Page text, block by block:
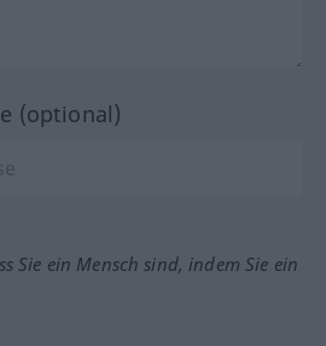
(optional)
Sie ein Mensch sind, indem Sie ein